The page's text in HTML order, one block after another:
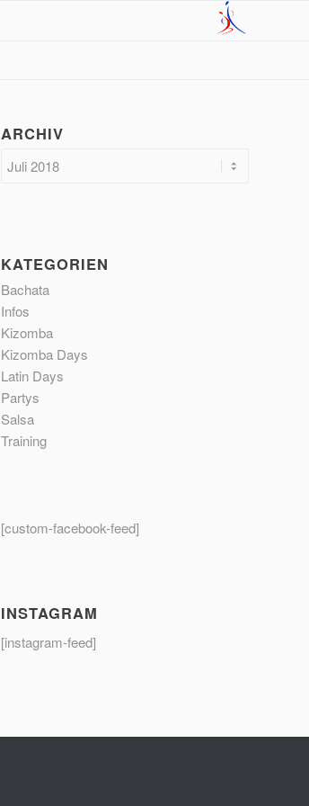
ARCHIV
KATEGORIEN
Bachata
Infos
Kizomba
Kizomba Days
Latin Days
Partys
Salsa
Training
[custom-facebook-feed]
INSTAGRAM
[instagram-feed]